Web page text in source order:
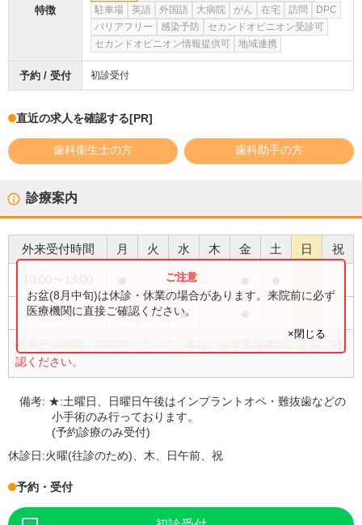
特徴
駐車場
英語 外国語 大病院 がん 在宅 訪問
DPC
バリアフリー
感染予防
セカンドオピニオン受診可
セカンドオピニオン情報提供可
地域連携
予約 / 受付 初診受付
直近の求人を確認する[PR]
歯科衛生士の方 歯科助手の方
診療案内
外来受付時間 月 火 水 木 金 土 日 祝
●
14:30〜19:00 ● ●
外来受付時間・内容等について、事前に必ず医療機関に直接ご確
認ください。
お盆(8月中旬)は休診・休業の場合があります。来院前に必ず
医療機関に直接ご確認ください。
×閉じる
備考: ★:土曜日、日曜日午後はインプラントオペ・難抜歯などの
小手術のみ行っております。
(予約診療のみ受付)
休診日:火曜(往診のため)、木、日午前、祝
予約・受付